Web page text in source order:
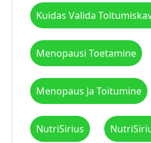
Kuidas Valida
Menopausi Toetamine
Menopaus Ja Toitumine
NutriSirius